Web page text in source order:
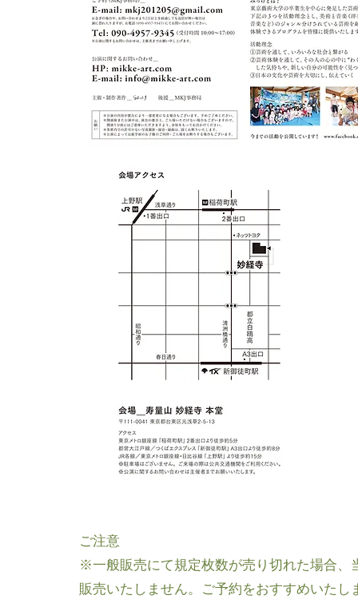
ご注意
※一般販売にて規定枚数が売り切れた場合、
販売いたしません。ご予約をおすすめいたし